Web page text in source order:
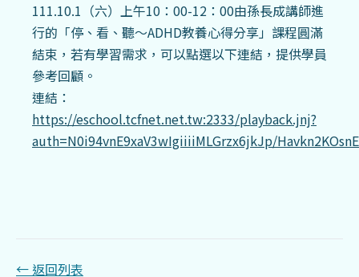
111.10.1（六）上午10：00-12：00由孫長成講師進
行的「停、看、聽～ADHD教養心得分享」課程圓滿
結束，若有學習需求，可以點選以下連結，提供學員
參考回顧。
連結：
https://eschool.tcfnet.net.tw:2333/playback.jnj?
auth=N0i94vnE9xaV3wIgiiiiMLGrzx6jkJp/
← 返回列表